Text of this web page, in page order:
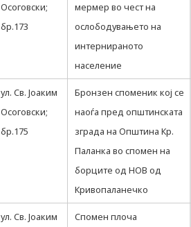
Осоговски;
бр.173
мермер во чест на
ослободувањето на
интернираното
население
ул. Св. Јоаким
Осоговски;
бр.175
Бронзен споменик кој се
наоѓа пред општинската
зграда на Општина Кр.
Паланка во спомен на
борците од НОВ од
Кривопаланечко
ул. Св. Јоаким
Спомен плоча
колачиња се
задолжителни за
апликации или
функционалности
на нашата веб-
страница за
нејзина правилна
работа.Сесиските
колачиња се
користат со цел
овозможиме да
ги добиете
услугите кои сте
ги побарале